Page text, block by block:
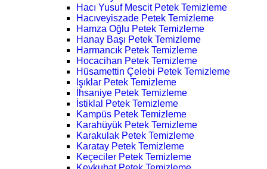
Hacı Yusuf Mescit Petek Temizleme
Hacıveyiszade Petek Temizleme
Hamza Oğlu Petek Temizleme
Hanay Başı Petek Temizleme
Harmancık Petek Temizleme
Hocacihan Petek Temizleme
Hüsamettin Çelebi Petek Temizleme
Işıklar Petek Temizleme
İhsaniye Petek Temizleme
İstiklal Petek Temizleme
Kampüs Petek Temizleme
Karahüyük Petek Temizleme
Karakulak Petek Temizleme
Karatay Petek Temizleme
Keçeciler Petek Temizleme